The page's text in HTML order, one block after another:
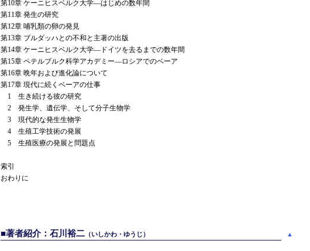
第10章 ケーニヒスベルク大学―はじめの数年間
第11章 発生の研究
第12章 哺乳類の卵の発見
第13章 ブルダッハとの不和と主著の出版
第14章 ケーニヒスベルク大学―ドイツを去るまでの数年間
第15章 ペテルブルク科学アカデミー―ロシアでのベーア
第16章 晩年および進化論について
第17章 現代に続くベーアの仕事
1 生き続ける彼の研究
2 発生学、遺伝学、そして分子生物学
3 現代的な発生生物学
4 生殖工学技術の発展
5 生殖医療の発展と問題点
索引
おわりに
■著者紹介：石川裕二 （いしかわ・ゆうじ） ▲